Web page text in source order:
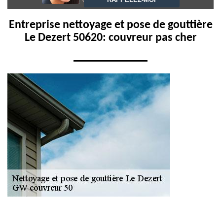
Entreprise nettoyage et pose de gouttière
Le Dezert 50620: couvreur pas cher